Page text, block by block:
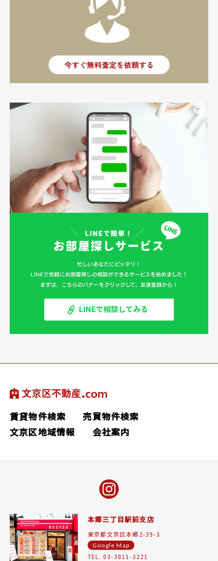
賃貸物件検索
売買物件検索
文京区地域情報
会社案内
本郷三丁目駅前支店
東京都文京区本郷2-39-3
Google Map
TEL. 03-3811-3221